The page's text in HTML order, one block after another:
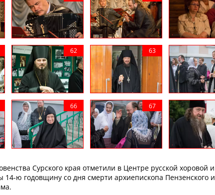
Сурского края отметили в Центре русской хоровой и
14-ю годовщину со дня смерти архиепископа Пензенского и